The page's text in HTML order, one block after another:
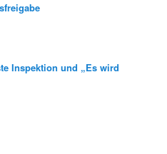
Inspektion und „Es wird